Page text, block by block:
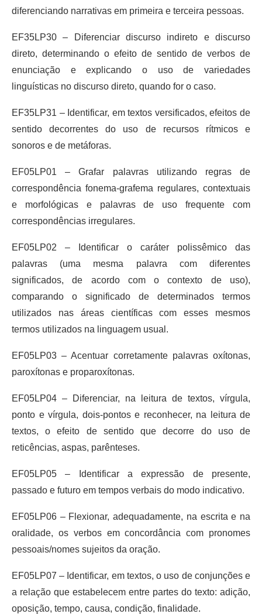
diferenciando narrativas em primeira e terceira pessoas.
EF35LP30 – Diferenciar discurso indireto e discurso
direto, determinando o efeito de sentido de verbos de
enunciação e explicando o uso de variedades
linguísticas no discurso direto, quando for o caso.
EF35LP31 – Identificar, em textos versificados, efeitos de
sentido decorrentes do uso de recursos rítmicos e
sonoros e de metáforas.
EF05LP01 – Grafar palavras utilizando regras de
correspondência fonema-grafema regulares, contextuais
e morfológicas e palavras de uso frequente com
correspondências irregulares.
EF05LP02 – Identificar o caráter polissêmico das
palavras (uma mesma palavra com diferentes
significados, de acordo com o contexto de uso),
comparando o significado de determinados termos
utilizados nas áreas científicas com esses mesmos
termos utilizados na linguagem usual.
EF05LP03 – Acentuar corretamente palavras oxítonas,
paroxítonas e proparoxítonas.
EF05LP04 – Diferenciar, na leitura de textos, vírgula,
ponto e vírgula, dois-pontos e reconhecer, na leitura de
textos, o efeito de sentido que decorre do uso de
reticências, aspas, parênteses.
EF05LP05 – Identificar a expressão de presente,
passado e futuro em tempos verbais do modo indicativo.
EF05LP06 – Flexionar, adequadamente, na escrita e na
oralidade, os verbos em concordância com pronomes
pessoais/nomes sujeitos da oração.
EF05LP07 – Identificar, em textos, o uso de conjunções e
a relação que estabelecem entre partes do texto: adição,
oposição, tempo, causa, condição, finalidade.